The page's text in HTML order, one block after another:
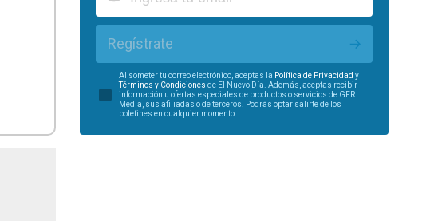
Regístrate
Al someter tu correo electrónico, aceptas la Política de Privacidad y
Términos y Condiciones de El Nuevo Día. Además, aceptas recibir
información u ofertas especiales de productos o servicios de GFR
Media, sus afiliadas o de terceros. Podrás optar salirte de los
boletines en cualquier momento.